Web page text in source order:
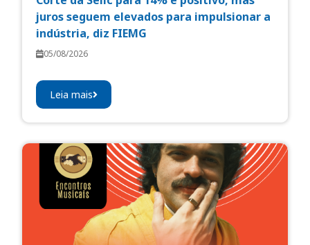
juros seguem elevados para impulsionar a
indústria, diz FIEMG
05/08/2026
Leia mais